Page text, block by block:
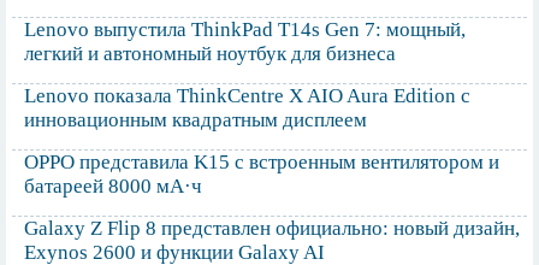
Lenovo выпустила ThinkPad T14s Gen 7: мощный,
легкий и автономный ноутбук для бизнеса
Lenovo показала ThinkCentre X AIO Aura Edition с
инновационным квадратным дисплеем
OPPO представила K15 с встроенным вентилятором и
батареей 8000 мА·ч
Galaxy Z Flip 8 представлен официально: новый дизайн,
Exynos 2600 и функции Galaxy AI